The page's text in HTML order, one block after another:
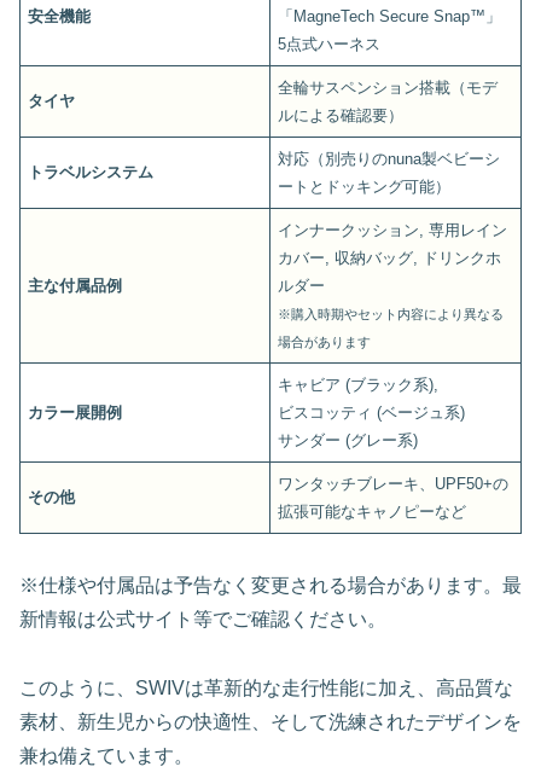
安全機能
「MagneTech Secure Snap™」
5点式ハーネス
タイヤ
全輪サスペンション搭載（モデ
ルによる確認要）
トラベルシステム
対応（別売りのnuna製ベビーシ
ートとドッキング可能）
主な付属品例
インナークッション, 専用レイン
カバー, 収納バッグ, ドリンクホ
ルダー
※購入時期やセット内容により異なる
場合があります
カラー展開例
キャビア (ブラック系),
ビスコッティ (ベージュ系)
サンダー (グレー系)
その他
ワンタッチブレーキ、UPF50+の
拡張可能なキャノピーなど
※仕様や付属品は予告なく変更される場合があります。最
新情報は公式サイト等でご確認ください。
このように、SWIVは革新的な走行性能に加え、高品質な
素材、新生児からの快適性、そして洗練されたデザインを
兼ね備えています。